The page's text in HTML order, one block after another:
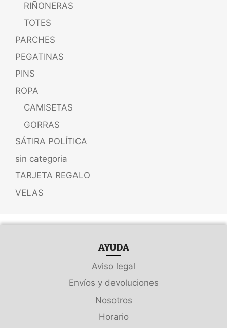
RIÑONERAS
TOTES
PARCHES
PEGATINAS
PINS
ROPA
CAMISETAS
GORRAS
SÁTIRA POLÍTICA
sin categoria
TARJETA REGALO
VELAS
AYUDA
Aviso legal
Envíos y devoluciones
Nosotros
Horario